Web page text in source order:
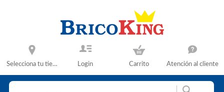
Selecciona tu tienda Login Carrito Atención al cliente